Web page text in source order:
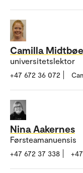
Camilla
universitetslektor
+47 672 36 072
Nina Aakernes
Førsteamanuensis
+47 672 37 338